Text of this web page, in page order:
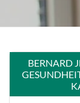
BERNARD